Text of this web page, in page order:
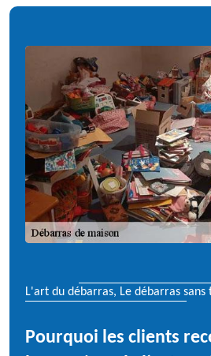
L'art du débarras, Le débarras sans
Pourquoi les clients